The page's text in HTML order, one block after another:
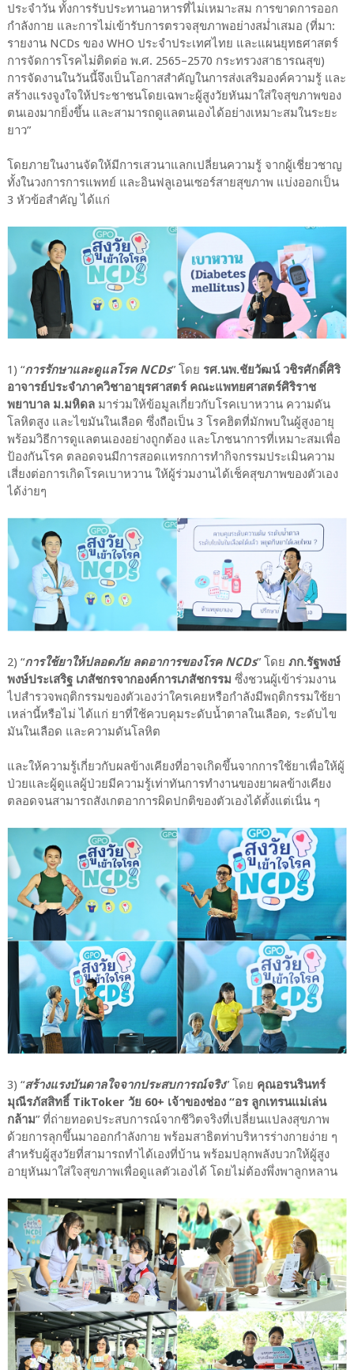
ประจำวัน ทั้งการรับประทานอาหารที่ไม่เหมาะสม การขาดการออก
กำลังกาย และการไม่เข้ารับการตรวจสุขภาพอย่างสม่ำเสมอ (ที่มา:
รายงาน NCDs ของ WHO ประจำประเทศไทย และแผนยุทธศาสตร์
การจัดการโรคไม่ติดต่อ พ.ศ. 2565–2570 กระทรวงสาธารณสุข)
การจัดงานในวันนี้จึงเป็นโอกาสสำคัญในการส่งเสริมองค์ความรู้ และ
สร้างแรงจูงใจให้ประชาชนโดยเฉพาะผู้สูงวัยหันมาใส่ใจสุขภาพของ
ตนเองมากยิ่งขึ้น และสามารถดูแลตนเองได้อย่างเหมาะสมในระยะ
ยาว”
โดยภายในงานจัดให้มีการเสวนาแลกเปลี่ยนความรู้ จากผู้เชี่ยวชาญ
ทั้งในวงการการแพทย์ และอินฟลูเอนเซอร์สายสุขภาพ แบ่งออกเป็น
3 หัวข้อสำคัญ ได้แก่
1) “การรักษาและดูแลโรค NCDs” โดย รศ.นพ.ชัยวัฒน์ วชิรศักดิ์ศิริ
อาจารย์ประจำภาควิชาอายุรศาสตร์ คณะแพทยศาสตร์ศิริราช
พยาบาล ม.มหิดลมาร่วมให้ข้อมูลเกี่ยวกับโรคเบาหวาน ความดัน
โลหิตสูง และไขมันในเลือด ซึ่งถือเป็น 3 โรคฮิตที่มักพบในผู้สูงอายุ
พร้อมวิธีการดูแลตนเองอย่างถูกต้อง และโภชนาการที่เหมาะสมเพื่อ
ป้องกันโรค ตลอดจนมีการสอดแทรกการทำกิจกรรมประเมินความ
เสี่ยงต่อการเกิดโรคเบาหวาน ให้ผู้ร่วมงานได้เช็คสุขภาพของตัวเอง
ได้ง่ายๆ
2) “การใช้ยาให้ปลอดภัย ลดอาการของโรค NCDs” โดย ภก.รัฐพงษ์
พงษ์ประเสริฐ เภสัชกรจากองค์การเภสัชกรรม ซึ่งชวนผู้เข้าร่วมงาน
ไปสำรวจพฤติกรรมของตัวเองว่าใครเคยหรือกำลังมีพฤติกรรมใช้ยา
เหล่านี้หรือไม่ ได้แก่ ยาที่ใช้ควบคุมระดับน้ำตาลในเลือด, ระดับไข
มันในเลือด และความดันโลหิต
และให้ความรู้เกี่ยวกับผลข้างเคียงที่อาจเกิดขึ้นจากการใช้ยาเพื่อให้ผู้
ป่วยและผู้ดูแลผู้ป่วยมีความรู้เท่าทันการทำงานของยาผลข้างเคียง
ตลอดจนสามารถสังเกตอาการผิดปกติของตัวเองได้ตั้งแต่เนิ่น ๆ
3) “สร้างแรงบันดาลใจจากประสบการณ์จริง” โดย คุณอรนรินทร์
มุณีรภัสสิทธิ์ TikToker วัย 60+ เจ้าของช่อง “อร ลูกเทรนแม่เล่น
กล้าม” ที่ถ่ายทอดประสบการณ์จากชีวิตจริงที่เปลี่ยนแปลงสุขภาพ
ด้วยการลุกขึ้นมาออกกำลังกาย พร้อมสาธิตท่าบริหารร่างกายง่าย ๆ
สำหรับผู้สูงวัยที่สามารถทำได้เองที่บ้าน พร้อมปลุกพลังบวกให้ผู้สูง
อายุหันมาใส่ใจสุขภาพเพื่อดูแลตัวเองได้ โดยไม่ต้องพึ่งพาลูกหลาน